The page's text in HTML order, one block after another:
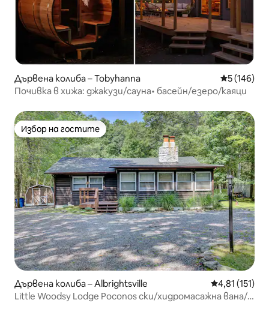
Дървена колиба – Tobyhanna Средна
5 (146)
Почивка в хижа: джакузи/сауна• басейн/езеро/каяци
Избор на гостите
Избор на гостите
Дървена колиба – Albrightsville Средна
4,81 (151)
Little Woodsy Lodge Poconos ски/хидромасажна вана/